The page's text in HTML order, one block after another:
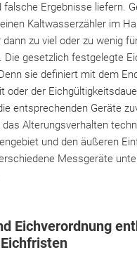
falsche Ergebnisse liefern.
Kaltwasserzähler im
zu viel oder zu wenig
Die gesetzlich festgelegte
sie definiert mit dem
oder der
entsprechenden Geräte
das Alterungsverhalten
und den äußeren
Messgeräte
Eichverordnung